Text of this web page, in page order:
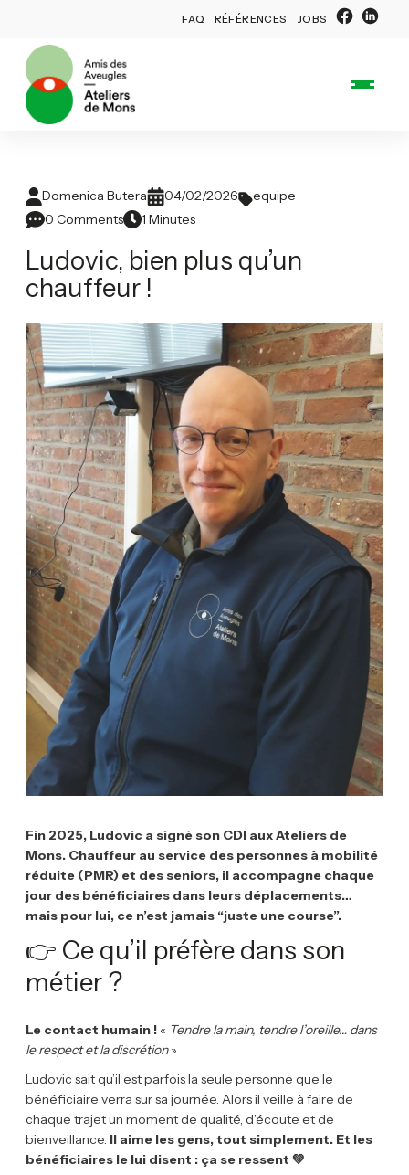
FAQ RÉFÉRENCES JOBS
Domenica Butera 04/02/2026
equipe
0 Comments
1 Minutes
Ludovic, bien plus qu’un
chauffeur !
Fin 2025, Ludovic a signé son CDI aux Ateliers de
Mons. Chauffeur au service des personnes à mobilité
réduite (PMR) et des seniors, il accompagne chaque
jour des bénéficiaires dans leurs déplacements…
mais pour lui, ce n’est jamais “juste une course”.
👉 Ce qu’il préfère dans son
métier ?
Le contact humain ! « Tendre la main, tendre l’oreille… dans
le respect et la discrétion»
Ludovic sait qu’il est parfois la seule personne que le
bénéficiaire verra sur sa journée. Alors il veille à faire de
chaque trajet un moment de qualité, d’écoute et de
bienveillance. Il aime les gens, tout simplement. Et les
bénéficiaires le lui disent : ça se ressent 💚